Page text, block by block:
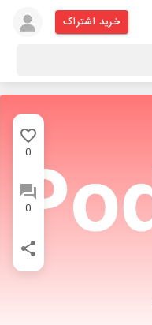
خرید اشتراک
0
0